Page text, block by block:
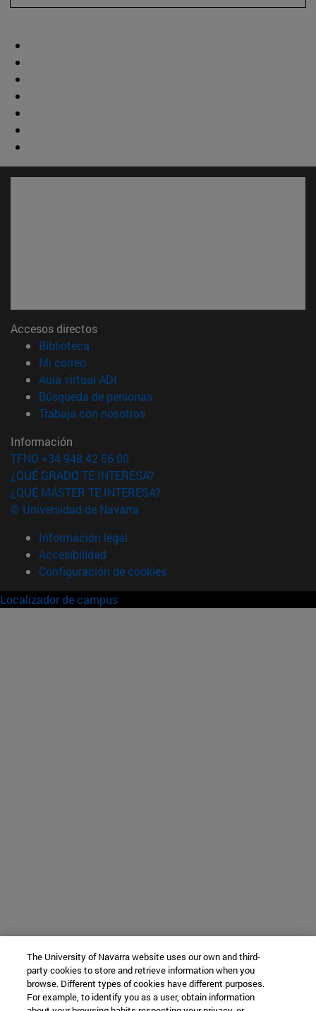
Accesos directos
Biblioteca
Mi correo(abre en nueva ventana)
Aula virtual ADI
Búsqueda de personas(abre en nueva ventana)
Trabaja con nosotros(abre en nueva ventana)
Información
TFNO +34 948 42 56 00
¿QUÉ GRADO TE INTERESA?
¿QUÉ MÁSTER TE INTERESA?
© Universidad de Navarra
Información legal
Accesibilidad
Configuración de cookies
Localizador de campus
The University of Navarra website uses our own and third-
party cookies to store and retrieve information when you
browse. Different types of cookies have different purposes.
For example, to identify you as a user, obtain information